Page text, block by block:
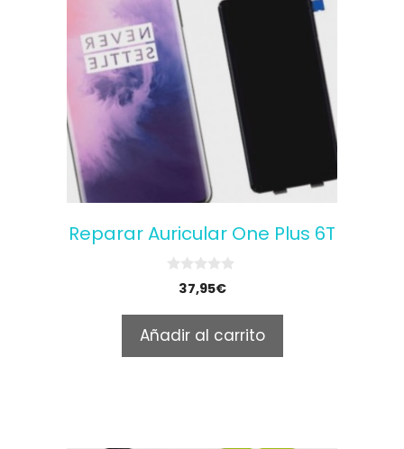
Reparar Auricular One Plus 6T
o
5
37,95€
Añadir al carrito